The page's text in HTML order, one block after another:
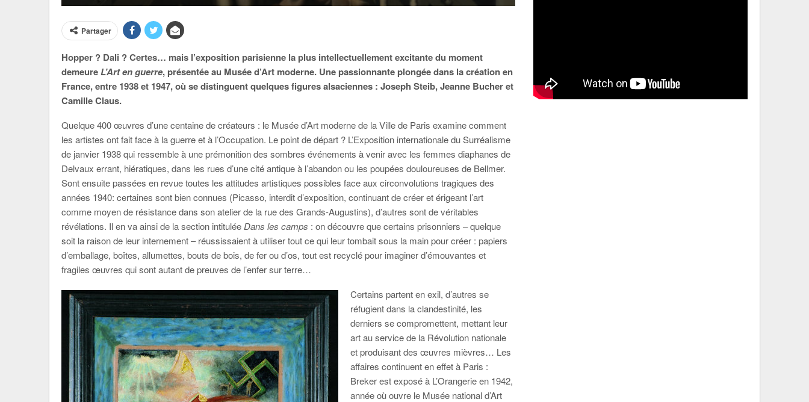
Partager
Hopper ? Dali ? Certes… mais l’exposition parisienne la plus intellectuellement excitante du moment
demeureL’Art en guerre, présentée au Musée d’Art moderne. Une passionnante plongée dans la création en
France, entre 1938 et 1947, où se distinguent quelques figures alsaciennes : Joseph Steib, Jeanne Bucher et
Camille Claus.
Quelque 400 œuvres d’une centaine de créateurs : le Musée d’Art moderne de la Ville de Paris examine comment
les artistes ont fait face à la guerre et à l’Occupation. Le point de départ ? L’Exposition internationale du Surréalisme
de janvier 1938 qui ressemble à une prémonition des sombres événements à venir avec les femmes diaphanes de
Delvaux errant, hiératiques, dans les rues d’une cité antique à l’abandon ou les poupées douloureuses de Bellmer.
Sont ensuite passées en revue toutes les attitudes artistiques possibles face aux circonvolutions tragiques des
années 1940: certaines sont bien connues (Picasso, interdit d’exposition, continuant de créer et érigeant l’art
comme moyen de résistance dans son atelier de la rue des Grands-Augustins), d’autres sont de véritables
révélations. Il en va ainsi de la section intitulée Dans les camps : on découvre que certains prisonniers – quelque
soit la raison de leur internement – réussissaient à utiliser tout ce qui leur tombait sous la main pour créer : papiers
d’emballage, boîtes, allumettes, bouts de bois, de fer ou d’os, tout est recyclé pour imaginer d’émouvantes et
fragiles œuvres qui sont autant de preuves de l’enfer sur terre…
Certains partent en exil, d’autres se
réfugient dans la clandestinité, les
derniers se compromettent, mettant leur
art au service de la Révolution nationale
et produisant des œuvres mièvres… Les
affaires continuent en effet à Paris :
Breker est exposé à L’Orangerie en 1942,
année où ouvre le Musée national d’Art